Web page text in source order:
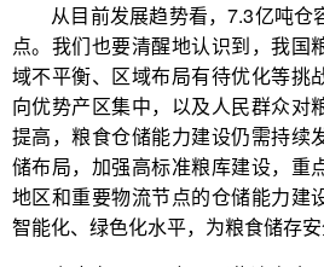
从目前发展趋势看，7.3亿吨仓
点。我们也要清醒地认识到，我国
域不平衡、区域布局有待优化等挑
向优势产区集中，以及人民群众对
提高，粮食仓储能力建设仍需持续
储布局，加强高标准粮库建设，重
地区和重要物流节点的仓储能力建
智能化、绿色化水平，为粮食储存安